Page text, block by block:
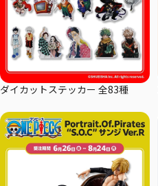
ダイカットステッカー 全83種